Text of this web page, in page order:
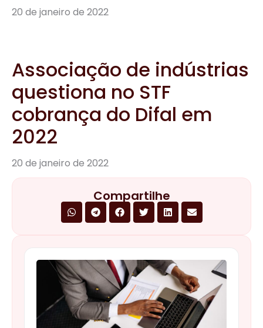
20 de janeiro de 2022
Associação de indústrias
questiona no STF
cobrança do Difal em
2022
20 de janeiro de 2022
Compartilhe